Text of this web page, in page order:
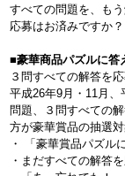
すべての問題を、も
応募はお済みですか？
■豪華商品パズルに答
３問すべての解答を
平成26年9月・11月
問題、３問すべての
方が豪華賞品の抽選対
・ 「豪華賞品パズル
・まだすべての解答